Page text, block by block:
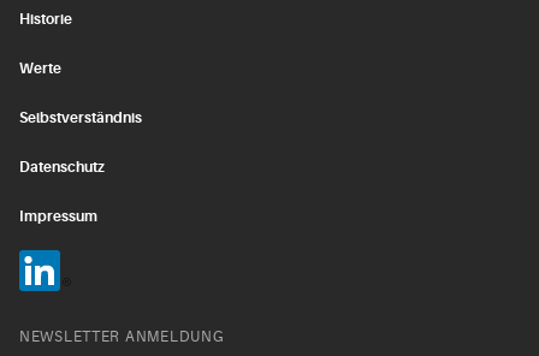
Historie
Werte
Selbstverständnis
Datenschutz
Impressum
NEWSLETTER ANMELDUNG